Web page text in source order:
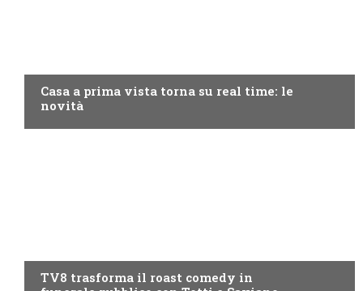
Casa a prima vista torna su real time: le
novità
TV8 trasforma il roast comedy in